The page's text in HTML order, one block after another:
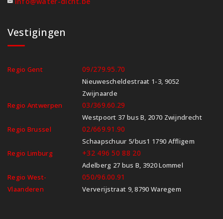
Vestigingen
Regio Gent 09/279.95.70
Nieuwescheldestraat 1-3, 9052
Zwijnaarde
Regio Antwerpen
03/369.60.29
Westpoort 37 bus B, 2070 Zwijndrecht
Regio Brussel
02/669.91.90
Schaapschuur 5/bus1 1790 Affligem
Regio Limburg
+32 496 50 88 20
Adelberg 27 bus B, 3920 Lommel
Regio West-
Vlaanderen
050/96.00.91
Ververijstraat 9, 8790 Waregem